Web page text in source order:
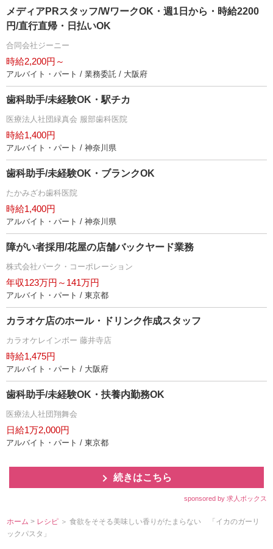
メディアPRスタッフ/WワークOK・週1日から・時給2200
円/直行直帰・日払いOK
合同会社ジーニー
時給2,200円～
アルバイト・パート / 業務委託 / 大阪府
歯科助手/未経験OK・駅チカ
医療法人社団緑真会 服部歯科医院
時給1,400円
アルバイト・パート / 神奈川県
歯科助手/未経験OK・ブランクOK
たかみざわ歯科医院
時給1,400円
アルバイト・パート / 神奈川県
障がい者採用/花屋の店舗バックヤード業務
株式会社パーク・コーポレーション
年収123万円～141万円
アルバイト・パート / 東京都
カラオケ店のホール・ドリンク作成スタッフ
カラオケレインボー 藤井寺店
時給1,475円
アルバイト・パート / 大阪府
歯科助手/未経験OK・扶養内勤務OK
医療法人社団翔舞会
日給1万2,000円
アルバイト・パート / 東京都
続きはこちら
sponsored by 求人ボックス
ホーム > レシピ ＞ 食欲をそそる美味しい香りがたまらない 「イカのガーリ
ックパスタ」